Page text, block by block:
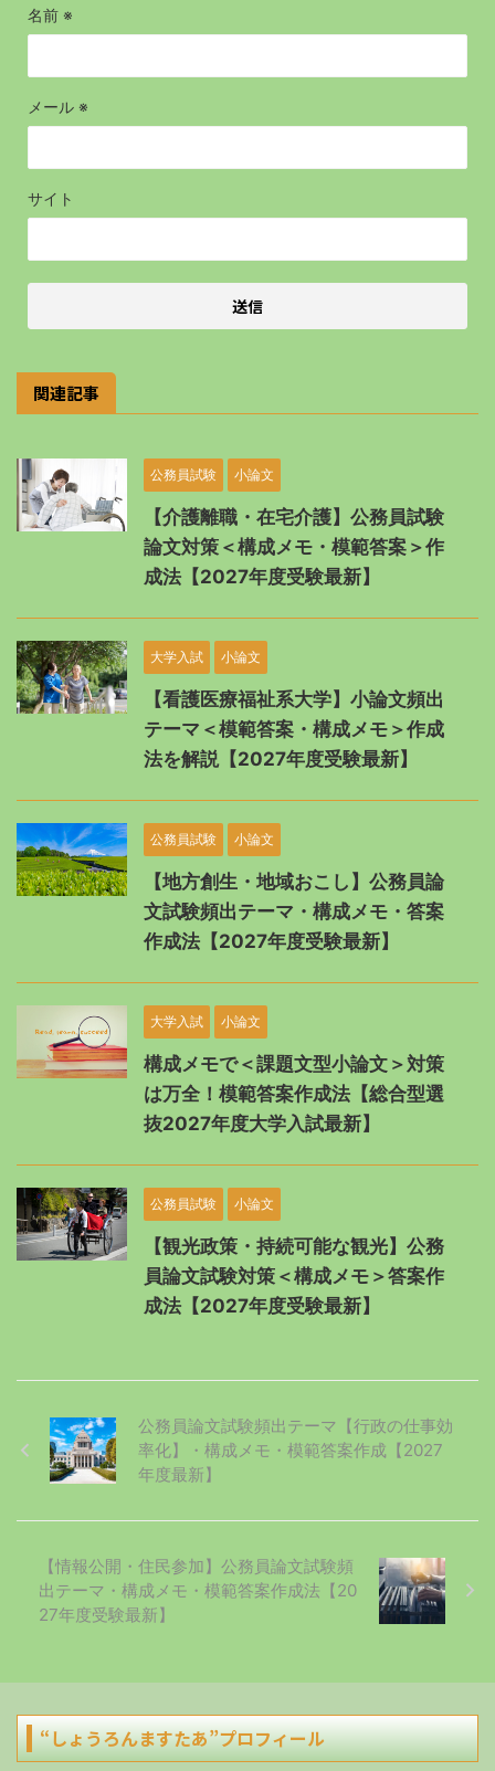
名前 ※
メール ※
サイト
関連記事
公務員試験 小論文
【介護離職・在宅介護】公務員試験
論文対策＜構成メモ・模範答案＞作
成法【2027年度受験最新】
大学入試 小論文
【看護医療福祉系大学】小論文頻出
テーマ＜模範答案・構成メモ＞作成
法を解説【2027年度受験最新】
公務員試験 小論文
【地方創生・地域おこし】公務員論
文試験頻出テーマ・構成メモ・答案
作成法【2027年度受験最新】
大学入試 小論文
構成メモで＜課題文型小論文＞対策
は万全！模範答案作成法【総合型選
抜2027年度大学入試最新】
公務員試験 小論文
【観光政策・持続可能な観光】公務
員論文試験対策＜構成メモ＞答案作
成法【2027年度受験最新】
公務員論文試験頻出テーマ【行政の仕事効
率化】・構成メモ・模範答案作成【2027
年度最新】
【情報公開・住民参加】公務員論文試験頻
出テーマ・構成メモ・模範答案作成法【20
27年度受験最新】
“しょうろんますたあ”プロフィール